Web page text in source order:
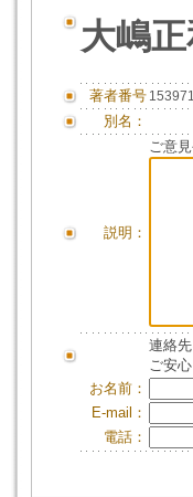
大嶋正
著者番号 153971
別名：
説明：
ご意
連絡
ご安心
お名前：
E-mail：
電話：